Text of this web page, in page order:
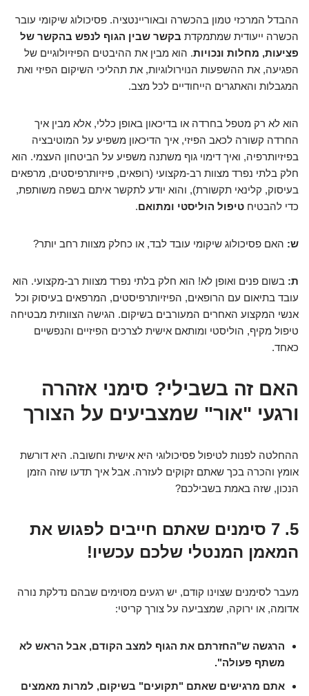
ההבדל המרכזי טמון בהכשרה ובאוריינטציה. פסיכולוג שיקומי עובר
הכשרה ייעודית שמתמקדת בקשר שבין הגוף לנפש בהקשר של
פציעות, מחלות ונכויות. הוא מבין את ההיבטים הפיזיולוגיים של
הפגיעה, את ההשפעות הנוירולוגיות, את תהליכי השיקום הפיזי ואת
המגבלות והאתגרים הייחודיים לכל מצב.
הוא לא רק מטפל בחרדה או בדיכאון באופן כללי, אלא מבין איך
החרדה קשורה לכאב הפיזי, איך הדיכאון משפיע על המוטיבציה
בפיזיותרפיה, ואיך דימוי גוף משתנה משפיע על הביטחון העצמי. הוא
חלק בלתי נפרד מצוות רב-מקצועי (רופאים, פיזיותרפיסטים, מרפאים
בעיסוק, קלינאי תקשורת), והוא יודע לתקשר איתם בשפה משותפת,
כדי להבטיח טיפול הוליסטי ומתואם.
ש: האם פסיכולוג שיקומי עובד לבד, או כחלק מצוות רחב יותר?
ת: בשום פנים ואופן לא! הוא חלק בלתי נפרד מצוות רב-מקצועי. הוא
עובד בתיאום עם הרופאים, הפיזיותרפיסטים, המרפאים בעיסוק וכל
אנשי המקצוע האחרים המעורבים בשיקום. הגישה הצוותית מבטיחה
טיפול מקיף, הוליסטי ומותאם אישית לצרכים הפיזיים והנפשיים
כאחד.
האם זה בשבילי? סימני אזהרה
ורגעי "אור" שמצביעים על הצורך
ההחלטה לפנות לטיפול פסיכולוגי היא אישית וחשובה. היא דורשת
אומץ והכרה בכך שאתם זקוקים לעזרה. אבל איך תדעו שזה הזמן
הנכון, שזה באמת בשבילכם?
5. 7 סימנים שאתם חייבים לפגוש את
המאמן המנטלי שלכם עכשיו!
מעבר לסימנים שצוינו קודם, יש רגעים מסוימים שבהם נדלקת נורה
אדומה, או ירוקה, שמצביעה על צורך קריטי:
הרגשה ש"החזרתם את הגוף למצב הקודם, אבל הראש לא
משתף פעולה".
אתם מרגישים שאתם "תקועים" בשיקום, למרות מאמצים